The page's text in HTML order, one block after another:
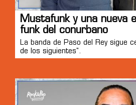
Mustafunk y una nueva
funk del conurbano
La banda de Paso del Rey sigue
de los siguientes".